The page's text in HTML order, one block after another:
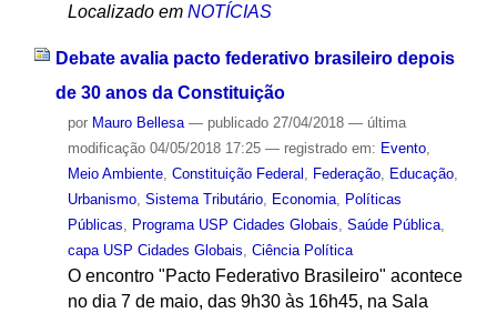
Localizado em NOTÍCIAS
Debate avalia pacto federativo brasileiro depois
de 30 anos da Constituição
por Mauro Bellesa — publicado27/04/2018 — última
modificação04/05/2018 17:25 — registrado em: Evento,
Meio Ambiente, Constituição Federal , Federação, Educação,
Urbanismo, Sistema Tributário, Economia, Políticas
Públicas, Programa USP Cidades Globais, Saúde Pública,
capa USP Cidades Globais, Ciência Política
O encontro "Pacto Federativo Brasileiro" acontece
no dia 7 de maio, das 9h30 às 16h45, na Sala